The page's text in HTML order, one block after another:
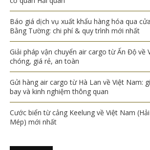
Báo giá dịch vụ xuất khẩu hàng hóa qua
Bằng Tường: chi phí & quy trình mới nhất
Giải pháp vận chuyển air cargo từ Ấn Độ về
chóng, giá rẻ, an toàn
Gửi hàng air cargo từ Hà Lan về Việt Nam:
bay và kinh nghiệm thông quan
Cước biển từ cảng Keelung về Việt Nam
Mép) mới nhất